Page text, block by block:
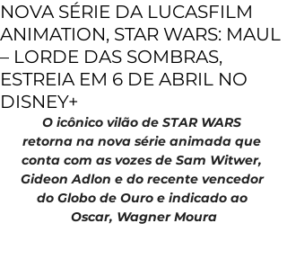
NOVA SÉRIE DA LUCASFILM
ANIMATION, STAR WARS: MAUL
– LORDE DAS SOMBRAS,
ESTREIA EM 6 DE ABRIL NO
DISNEY+
O icônico vilão de STAR WARS
retorna na nova série animada que
conta com as vozes de Sam Witwer,
Gideon Adlon e do recente vencedor
do Globo de Ouro e indicado ao
Oscar, Wagner Moura